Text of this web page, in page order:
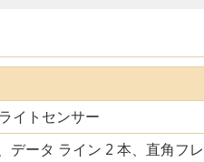
イトセンサー
データ ライン 2 本、直角フ